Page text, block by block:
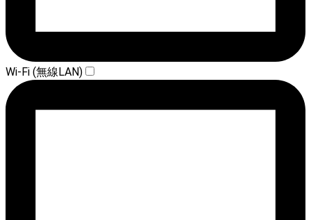
Wi-Fi (無線LAN)